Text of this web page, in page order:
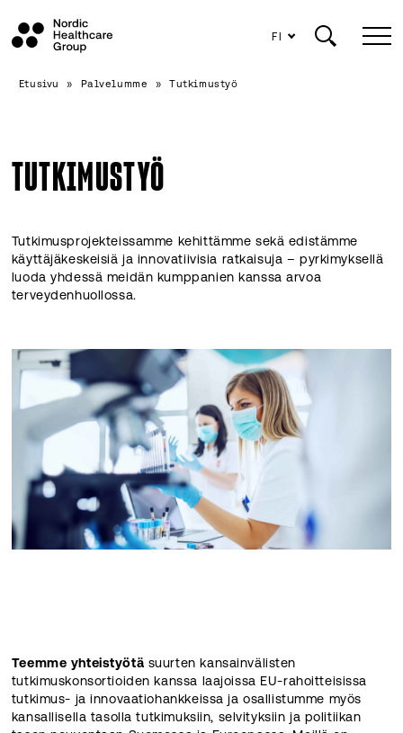
Siirry
FI
Etusivu » Palvelumme » Tutkimustyö
TUTKIMUSTYÖ
Tutkimusprojekteissamme kehittämme sekä edistämme
käyttäjäkeskeisiä ja innovatiivisia ratkaisuja – pyrkimyksellä
luoda yhdessä meidän kumppanien kanssa arvoa
terveydenhuollossa.
Teemme yhteistyötä suurten kansainvälisten
tutkimuskonsortioiden kanssa laajoissa EU-rahoitteisissa
tutkimus- ja innovaatiohankkeissa ja osallistumme myös
kansallisella tasolla tutkimuksiin, selvityksiin ja politiikan